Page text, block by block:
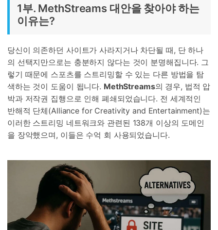
1부. MethStreams 대안을 찾아야 하는
이유는?
당신이 의존하던 사이트가 사라지거나 차단될 때, 단 하나
의 선택지만으로는 충분하지 않다는 것이 분명해집니다. 그
렇기 때문에 스포츠를 스트리밍할 수 있는 다른 방법을 탐
색하는 것이 도움이 됩니다. MethStreams의 경우, 법적 압
박과 저작권 집행으로 인해 폐쇄되었습니다. 전 세계적인
반해적 단체(Alliance for Creativity and Entertainment)는
이러한 스트리밍 네트워크와 관련된 138개 이상의 도메인
을 장악했으며, 이들은 수억 회 사용되었습니다.